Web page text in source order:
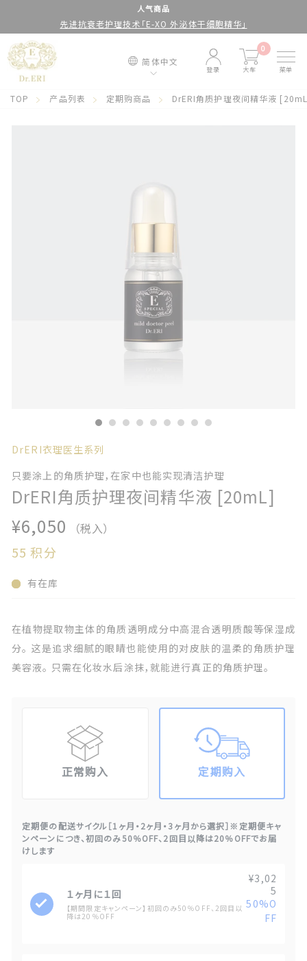
容
停
幻
人气商品
先进抗衰老护理技术「E-XO 外泌体干细胞精华」
简体中文
登录 大车
0
菜单
TOP 产品列表 定期购商品 DrERI角质护理夜间精华液
DrERI衣理医生系列
只要涂上的角质护理，在家中也能实现清洁护理
DrERI角质护理夜间精华液 [20mL]
¥6,050
（税入）
55 积分
有在库
在植物提取物主体的角质透明成分中高混合透明质酸等保湿成
分。 这是追求细腻的眼睛也能使用的对皮肤的温柔的角质护理
美容液。 只需在化妆水后涂抹，就能进行真正的角质护理。
正常购入 定期购入
定期便の配送サイクル［1ヶ月・2ヶ月・3ヶ月から選択］※定期便キャ
ンペーンにつき、初回のみ50％OFF、2回目以降は20％OFFでお届
けします
１ヶ月に１回
【期間限定キャンペーン】初回のみ50％OFF、2回目以
降は20％OFF
¥3,02
5
50%O
FF